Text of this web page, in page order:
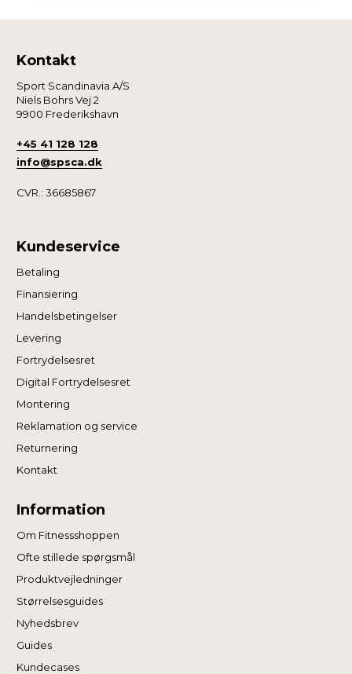
Kontakt
Sport Scandinavia A/S
Niels Bohrs Vej 2
9900 Frederikshavn
+45 41 128 128
info@spsca.dk
CVR.: 36685867
Kundeservice
Betaling
Finansiering
Handelsbetingelser
Levering
Fortrydelsesret
Digital Fortrydelsesret
Montering
Reklamation og service
Returnering
Kontakt
Information
Om Fitnessshoppen
Ofte stillede spørgsmål
Produktvejledninger
Størrelsesguides
Nyhedsbrev
Guides
Kundecases